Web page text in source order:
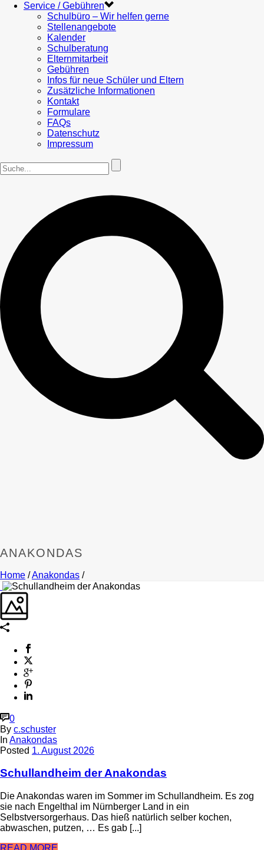
Service / Gebühren
Schulbüro – Wir helfen gerne
Stellenangebote
Kalender
Schulberatung
Elternmitarbeit
Gebühren
Infos für neue Schüler und Eltern
Zusätzliche Informationen
Kontakt
Formulare
FAQs
Datenschutz
Impressum
ANAKONDAS
Home /Anakondas /
0
By c.schuster
In Anakondas
Posted 1. August 2026
Schullandheim der Anakondas
Die Anakondas waren im Sommer im Schullandheim. Es zog
sie nach Engelthal im Nürnberger Land in ein
Selbstversorgerhaus. Das hieß natürlich selber kochen,
abwaschen, putzen, … Es gab [...]
READ MORE